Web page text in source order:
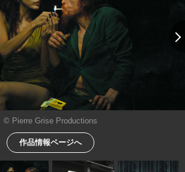
© Pierre Grise Productions
作品情報ページへ